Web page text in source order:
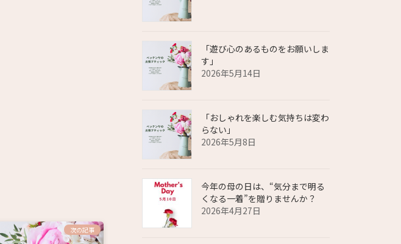
次の記事
「遊び心のあるものをお願いしま
す」
2026年5月14日
「おしゃれを楽しむ気持ちは変わ
らない」
2026年5月8日
今年の母の日は、“気分まで明る
くなる一着”を贈りませんか？
2026年4月27日